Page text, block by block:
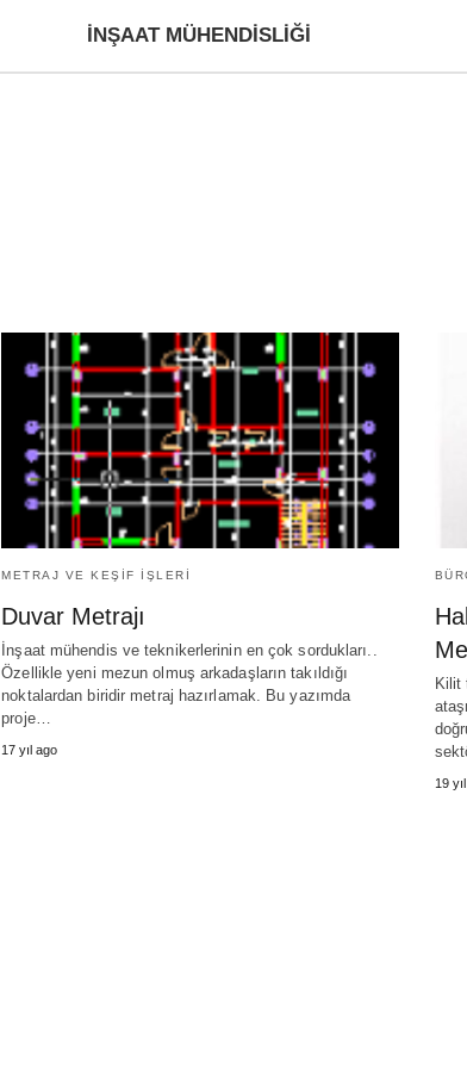
İNŞAAT MÜHENDISLIĞI
METRAJ VE KEŞIF İŞLERI
Duvar Metrajı
İnşaat mühendis ve teknikerlerinin en çok sordukları..
Özellikle yeni mezun olmuş arkadaşların takıldığı
noktalardan biridir metraj hazırlamak. Bu yazımda
proje…
17 yıl ago
Kilit
19